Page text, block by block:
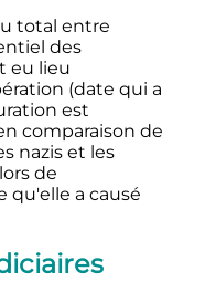
total entre
des
eu lieu
(date qui a
est
comparaison de
nazis et les
de
qu'elle a causé